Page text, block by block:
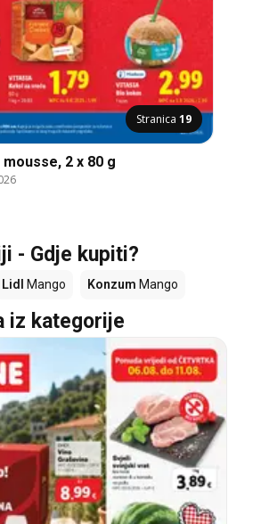
Stranica 19
2 x 80 g
- Gdje kupiti?
Lidl Mango Konzum Mango
iz kategorije